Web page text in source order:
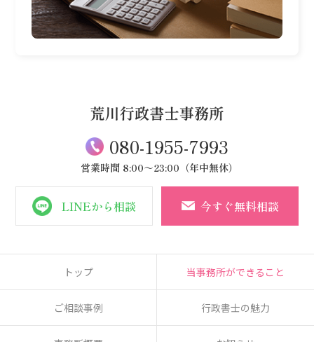
080-1955-7993
営業時間 8:00～23:00（年中無休）
LINEから相談 今すぐ無料相談
トップ 当事務所ができること
ご相談事例 行政書士の魅力